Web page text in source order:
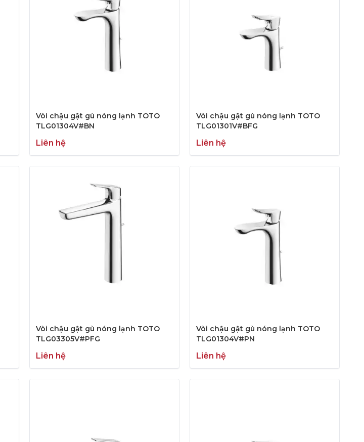
Vòi chậu gật gù nóng lạnh TOTO
TLG01304V#BN
Liên hệ
Vòi chậu gật gù nóng lạnh TOTO
TLG01301V#BFG
Liên hệ
Vòi chậu gật gù nóng lạnh TOTO
TLG03305V#PFG
Liên hệ
Vòi chậu gật gù nóng lạnh TOTO
TLG01304V#PN
Liên hệ